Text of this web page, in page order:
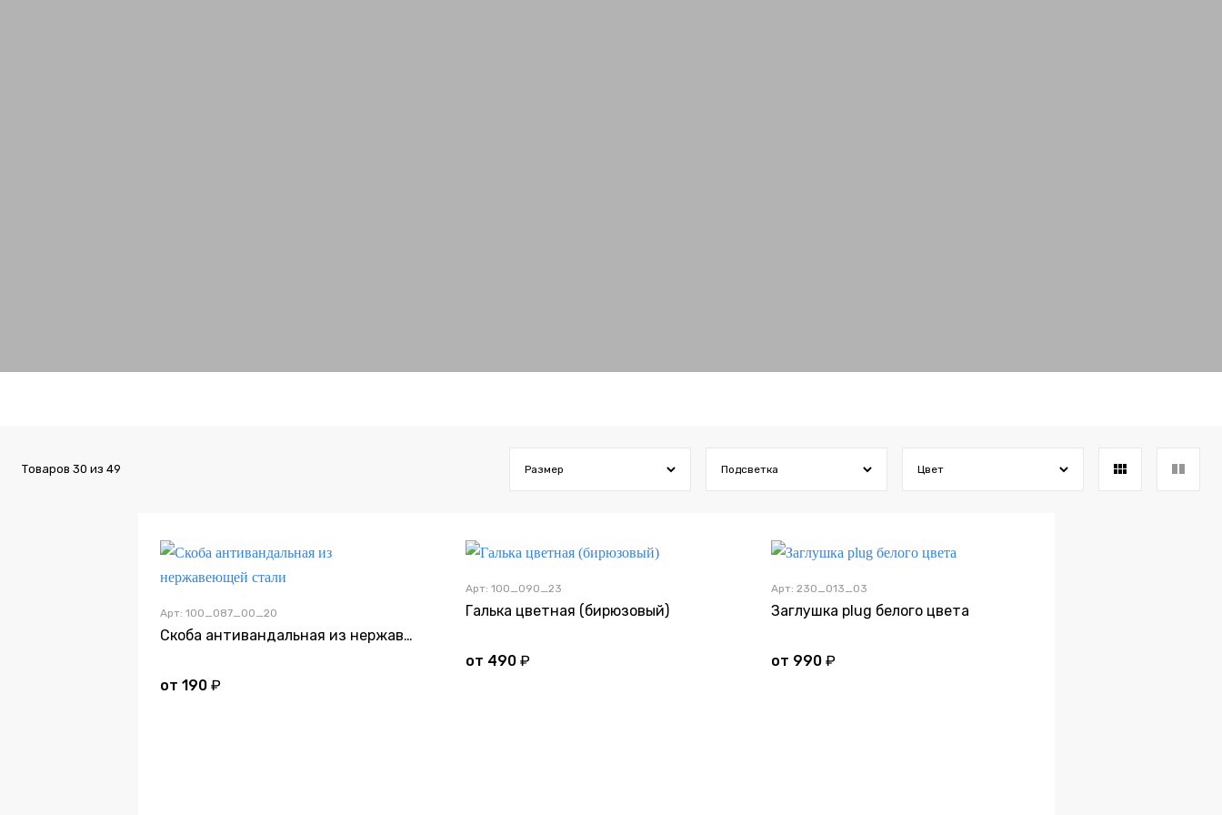
Товаров 30 из 49 Размер Подсветка Цвет
Арт: 100_087_00_20
Скоба антивандальная из нержавеющей стали
от 190 ₽
Арт: 100_090_23
Галька цветная (бирюзовый)
от 490 ₽
Арт: 230_013_03
Заглушка plug белого цвета
от 990 ₽